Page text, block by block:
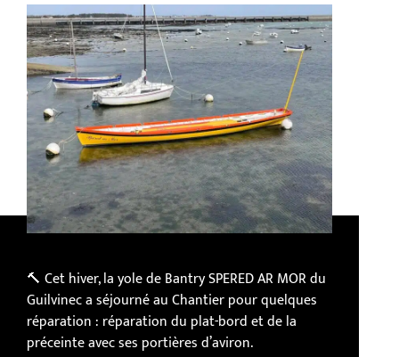
🔨 Cet hiver, la yole de Bantry SPERED AR MOR du
Guilvinec a séjourné au Chantier pour quelques
réparation : réparation du plat-bord et de la
préceinte avec ses portières d’aviron.